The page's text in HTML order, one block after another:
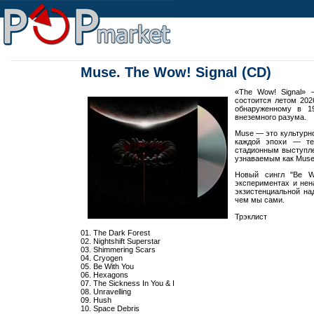
Muse. The Wow! Signal (CD)
«The Wow! Signal»
состоится летом
обнаруженному в
внеземного разума.
Muse — это
каждой эпохи —
стадионным
узнаваемым как
Новый сингл "Be
экспериментах и
экзистенциальной
чем мы сами.
Трэклист
01. The Dark Forest
02. Nightshift Superstar
03. Shimmering Scars
04. Cryogen
05. Be With You
06. Hexagons
07. The Sickness In You & I
08. Unravelling
09. Hush
10. Space Debris